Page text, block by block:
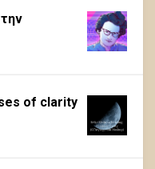
of clarity